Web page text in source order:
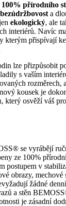
100% přírodního
bezúdržbovost a
ekologický, ale
interiérů. Navíc
kterým přispívají
lze přizpůsobit
s vaším
rozměrech,
kousek je
který osvěží váš
se vyrábějí
ze 100%
postupem v
obrazy, mechové
žádné
a stěn
je zásadní